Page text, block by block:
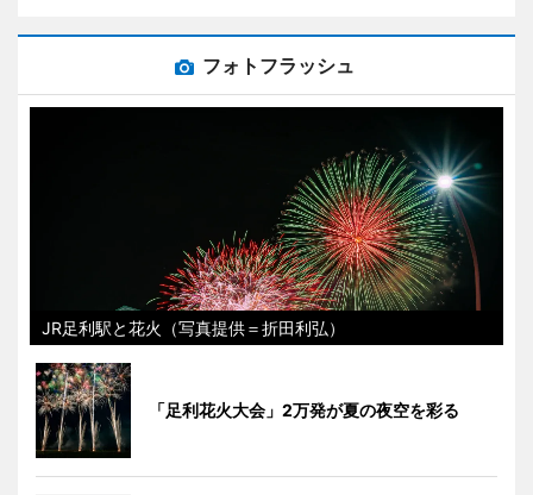
フォトフラッシュ
JR足利駅と花火（写真提供＝折田利弘）
「足利花火大会」2万発が夏の夜空を彩る